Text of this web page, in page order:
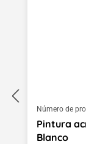
Número de
Pintura
Blanco